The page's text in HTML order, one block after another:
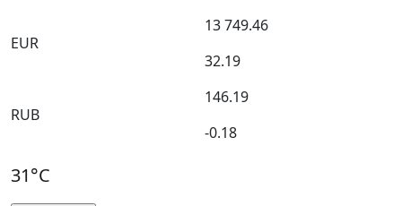
EUR
13 749.46
32.19
RUB
146.19
-0.18
31°C